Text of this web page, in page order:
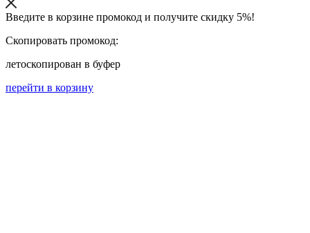
Введите в корзине промокод и получите скидку 5%!
Скопировать промокод:
летоскопирован в буфер
перейти в корзину